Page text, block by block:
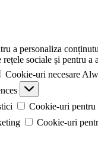
a personaliza
sociale și pentru a
Cookie-uri necesare
Cookie-uri pentru
Cookie-uri